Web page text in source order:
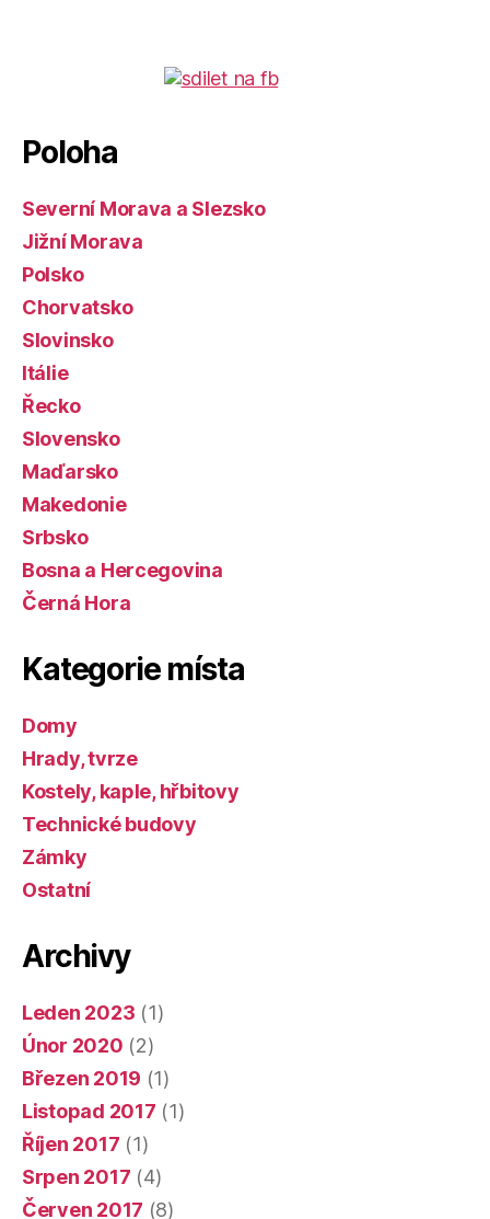
Poloha
Severní Morava a Slezsko
Jižní Morava
Polsko
Chorvatsko
Slovinsko
Itálie
Řecko
Slovensko
Maďarsko
Makedonie
Srbsko
Bosna a Hercegovina
Černá Hora
Kategorie místa
Domy
Hrady, tvrze
Kostely, kaple, hřbitovy
Technické budovy
Zámky
Ostatní
Archivy
Leden 2023 (1)
Únor 2020 (2)
Březen 2019 (1)
Listopad 2017 (1)
Říjen 2017 (1)
Srpen 2017 (4)
Červen 2017 (8)